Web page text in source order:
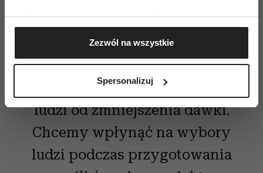
Gromadzić dane dotyczące Twojej lokalizacji
geograficznej z dokładnością nawet do kilku metrów
Identyfikować Twoje urządzenie, aktywnie
(fingerprinting, czyli wirtualny odcisk palca)
dane są przetwarzane oraz ustaw własne preferencje w
sekcji szczegółów. W Deklaracji plików cookie możesz
Zezwól na wszystkie
Spersonalizuj
rząd w życie ludzi. Mówimy o
łagodnych działaniach, aby
spożycie cukru było nieco
mniej wygodne, co zmusza
ludzi od zmniejszenia dawki.
Chcemy wpłynąć na wybory
ludzi podczas przygotowania